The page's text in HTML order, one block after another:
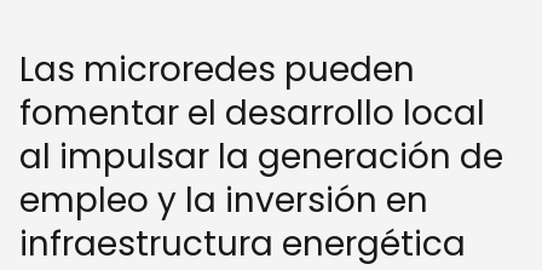
Las microredes pueden
fomentar el desarrollo local
al impulsar la generación de
empleo y la inversión en
infraestructura energética